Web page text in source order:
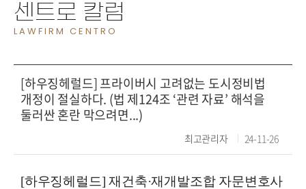
센트로 칼럼
[하우징헤럴드] 프라이버시 고려없는 도시정비법
개정이 절실하다. (법 제124조 ‘관련 자료’ 해석을
둘러싼 혼란 막으려면...)
최고관리자 24-11-26
[하우징헤럴드] 재건축·재개발조합 자문변호사